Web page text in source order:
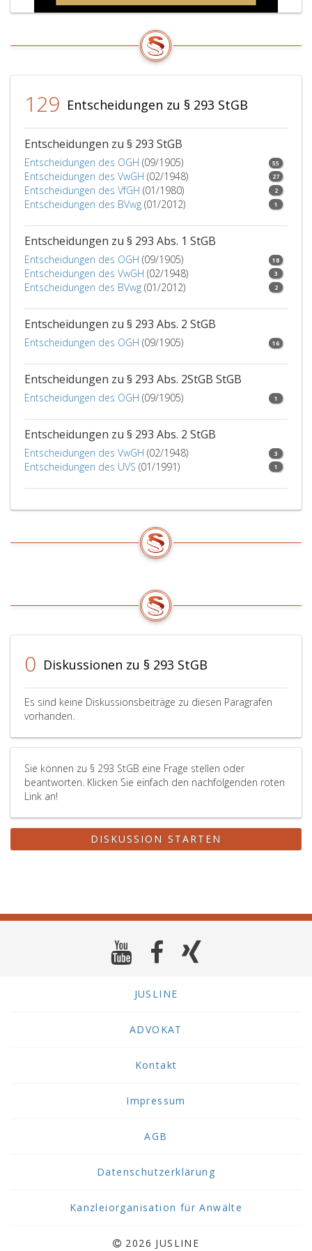
bis
die
Tat
nicht
den
Paragraphen
223,,
224,
225
oder
230
mit
Strafe
129 Entscheidungen zu § 293 StGB
Entscheidungen zu § 293 StGB
Entscheidungen des OGH (09/1905) 55
Entscheidungen des VwGH (02/1948) 27
Entscheidungen des VfGH (01/1980) 2
Entscheidungen des BVwg (01/2012) 1
Entscheidungen zu § 293 Abs. 1 StGB
Entscheidungen des OGH (09/1905) 18
Entscheidungen des VwGH (02/1948) 3
Entscheidungen des BVwg (01/2012) 2
Entscheidungen zu § 293 Abs. 2 StGB
Entscheidungen des OGH (09/1905) 16
Entscheidungen zu § 293 Abs. 2StGB StGB
Entscheidungen des OGH (09/1905) 1
Entscheidungen zu § 293 Abs. 2 StGB
Entscheidungen des VwGH (02/1948) 3
Entscheidungen des UVS (01/1991) 1
0 Diskussionen zu § 293 StGB
Es sind keine Diskussionsbeiträge zu diesen Paragrafen
vorhanden.
Sie können zu § 293 StGB eine Frage stellen oder
beantworten. Klicken Sie einfach den nachfolgenden roten
Link an!
DISKUSSION STARTEN
JUSLINE
ADVOKAT
Kontakt
Impressum
AGB
Datenschutzerklärung
Kanzleiorganisation für Anwälte
2026 JUSLINE